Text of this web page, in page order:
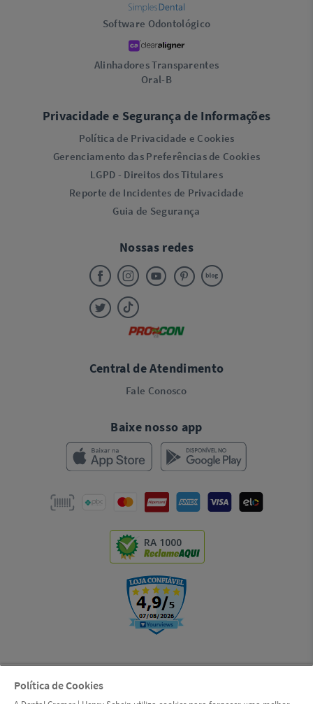
Software Odontológico
Alinhadores Transparentes
Oral-B
Privacidade e Segurança de Informações
Política de Privacidade e Cookies
Gerenciamento das Preferências de Cookies
LGPD - Direitos dos Titulares
Reporte de Incidentes de Privacidade
Guia de Segurança
Nossas redes
Central de Atendimento
Fale Conosco
Baixe nosso app
RA 1000
Política de Cookies